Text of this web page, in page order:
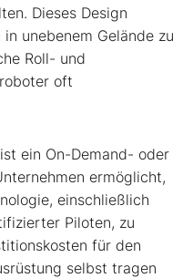
Dieses Design
unebenem Gelände zu
Roll- und
oft
ein On-Demand- oder
ermöglicht,
einschließlich
Piloten, zu
für den
selbst tragen